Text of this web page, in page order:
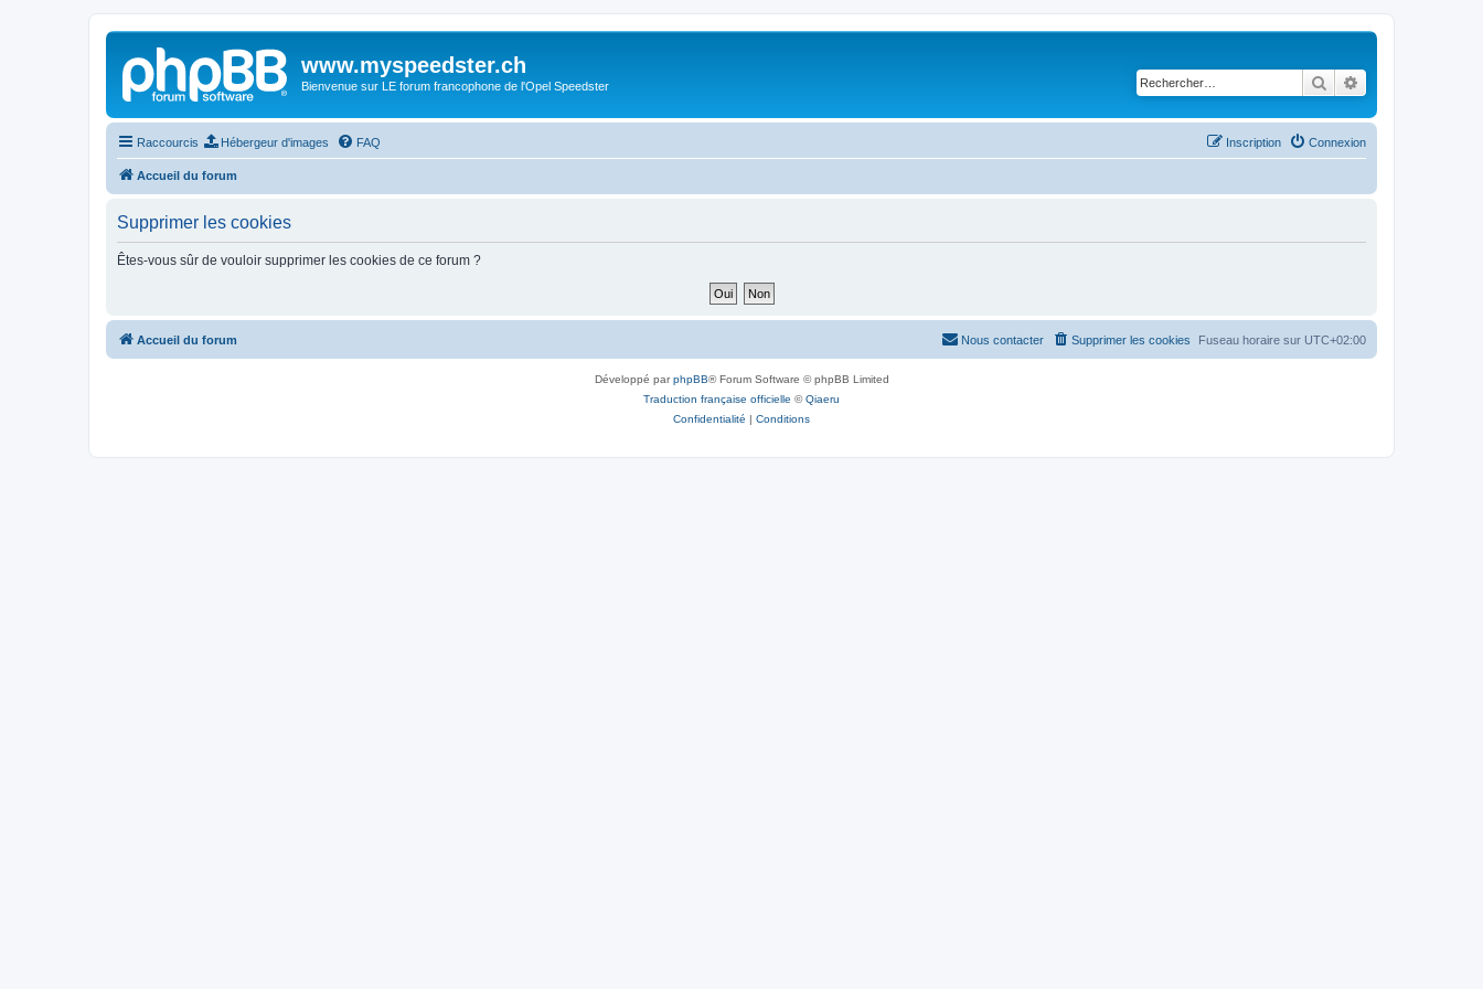
www.myspeedster.ch
Bienvenue sur LE forum francophone de l'Opel Speedster Rechercher
Raccourcis Hébergeur d'images FAQ Connexion
Inscription
Accueil du forum
Supprimer les cookies
Êtes-vous sûr de vouloir supprimer les cookies de ce forum ?
Accueil du forum Fuseau horaire sur UTC+02:00
Supprimer les cookies
Nous contacter
Développé parphpBB® Forum Software © phpBB Limited
Traduction française officielle ©Qiaeru
Confidentialité | Conditions